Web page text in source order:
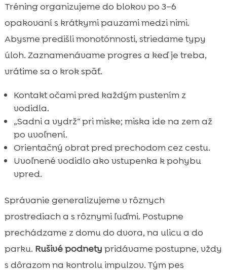
Tréning organizujeme do blokov po 3–6
opakovaní s krátkymi pauzami medzi nimi.
Abysme predišli monotónnosti, striedame typy
úloh. Zaznamenávame progres a keď je treba,
vrátime sa o krok späť.
Kontakt očami pred každým pustením z
vodidla.
„Sadni a vydrž“ pri miske; miska ide na zem až
po uvoľnení.
Orientačný obrat pred prechodom cez cestu.
Uvoľnené vodidlo ako vstupenka k pohybu
vpred.
Správanie generalizujeme v rôznych
prostrediach a s rôznymi ľuďmi. Postupne
prechádzame z domu do dvora, na ulicu a do
parku. Rušivé podnety pridávame postupne, vždy
s dôrazom na kontrolu impulzov. Tým pes